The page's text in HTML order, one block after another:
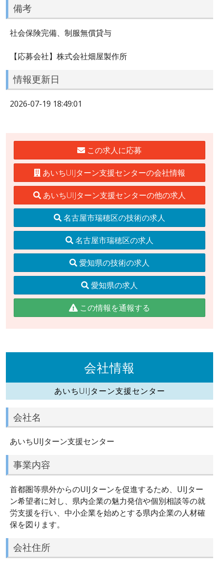
備考
社会保険完備、制服無償貸与
【応募会社】株式会社畑屋製作所
情報更新日
2026-07-19 18:49:01
この求人に応募
あいちUIJターン支援センターの会社情報
あいちUIJターン支援センターの他の求人
名古屋市瑞穂区の技術の求人
名古屋市瑞穂区の求人
愛知県の技術の求人
愛知県の求人
この情報を通報する
会社情報
あいちUIJターン支援センター
会社名
あいちUIJターン支援センター
事業内容
首都圏等県外からのUIJターンを促進するため、UIJター
ン希望者に対し、県内企業の魅力発信や個別相談等の就
労支援を行い、中小企業を始めとする県内企業の人材確
保を図ります。
会社住所